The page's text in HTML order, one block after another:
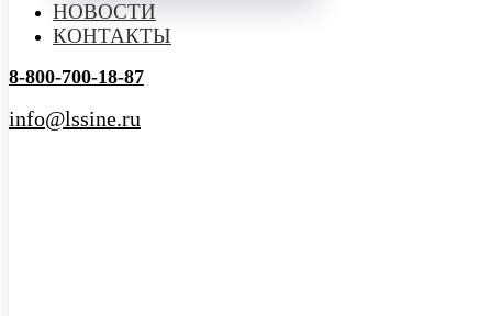
НОВОСТИ
КОНТАКТЫ
8-800-700-18-87
info@lssine.ru